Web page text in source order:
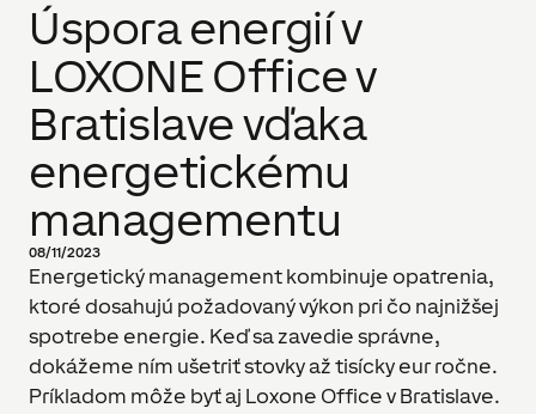
Úspora energií v
LOXONE Office v
Bratislave vďaka
energetickému
managementu
08/11/2023
Energetický management kombinuje opatrenia,
ktoré dosahujú požadovaný výkon pri čo najnižšej
spotrebe energie. Keď sa zavedie správne,
dokážeme ním ušetriť stovky až tisícky eur ročne.
Príkladom môže byť aj Loxone Office v Bratislave.